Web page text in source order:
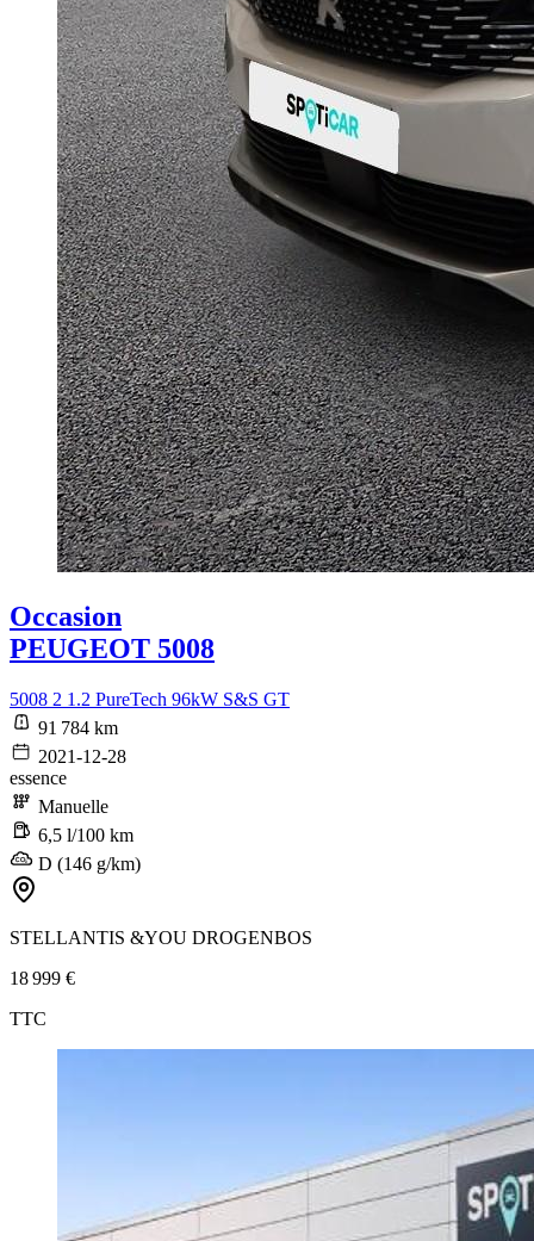
Occasion
PEUGEOT 5008
5008 2 1.2 PureTech 96kW S&S GT
91 784 km
2021-12-28
essence
Manuelle
6,5 l/100 km
D (146 g/km)
STELLANTIS &YOU DROGENBOS
18 999 €
TTC